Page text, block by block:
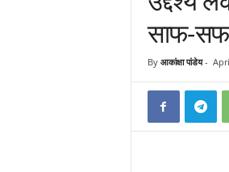
साफ-
By आकांक्षा पांडेय-